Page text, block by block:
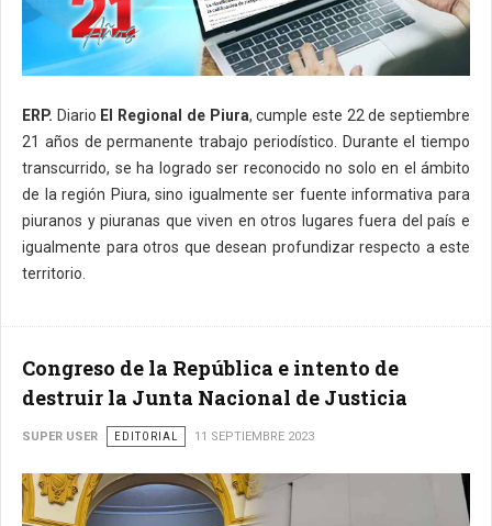
ERP. Diario El Regional de Piura, cumple este 22 de septiembre
21 años de permanente trabajo periodístico. Durante el tiempo
transcurrido, se ha logrado ser reconocido no solo en el ámbito
de la región Piura, sino igualmente ser fuente informativa para
piuranos y piuranas que viven en otros lugares fuera del país e
igualmente para otros que desean profundizar respecto a este
territorio.
Congreso de la República e intento de
destruir la Junta Nacional de Justicia
SUPER USER EDITORIAL 11 SEPTIEMBRE 2023